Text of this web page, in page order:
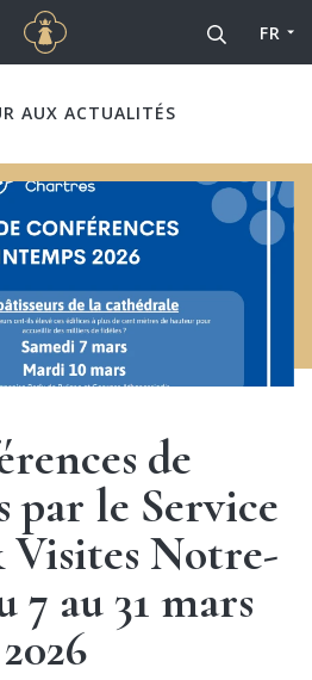
Cathédrale Notre-Dame
FR
AUX ACTUALITÉS
de
par le Service
Notre-
7 au 31 mars
2026